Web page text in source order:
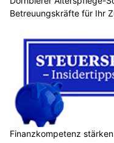
Betreuungskräfte für Ihr
Finanzkompetenz